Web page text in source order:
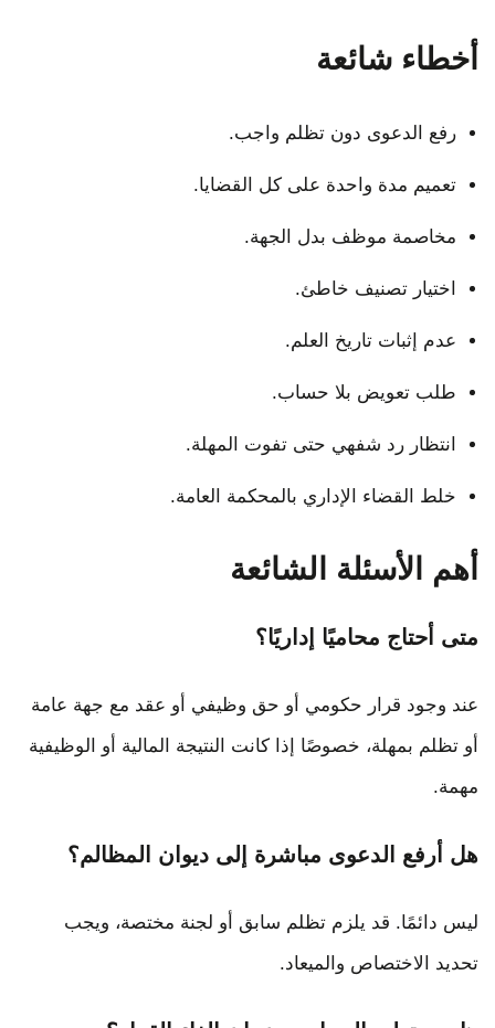
أخطاء شائعة
رفع الدعوى دون تظلم واجب.
تعميم مدة واحدة على كل القضايا.
مخاصمة موظف بدل الجهة.
اختيار تصنيف خاطئ.
عدم إثبات تاريخ العلم.
طلب تعويض بلا حساب.
انتظار رد شفهي حتى تفوت المهلة.
خلط القضاء الإداري بالمحكمة العامة.
أهم الأسئلة الشائعة
متى أحتاج محاميًا إداريًا؟
عند وجود قرار حكومي أو حق وظيفي أو عقد مع جهة عامة
أو تظلم بمهلة، خصوصًا إذا كانت النتيجة المالية أو الوظيفية
مهمة.
هل أرفع الدعوى مباشرة إلى ديوان المظالم؟
ليس دائمًا. قد يلزم تظلم سابق أو لجنة مختصة، ويجب
تحديد الاختصاص والميعاد.